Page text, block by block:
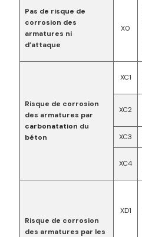
Pas de risque de
corrosion des
armatures ni
d’attaque
X0
Risque de corrosion
des armatures par
carbonatation du
béton
XC1
XC2
XC3
XC4
Risque de corrosion
des armatures par les
XD1